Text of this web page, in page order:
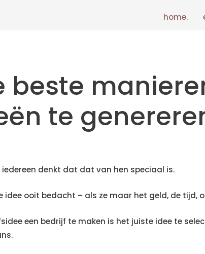
home.
beste
te
iedereen denkt dat dat van hen speciaal is.
idee ooit bedacht – als ze maar het geld, de tijd,
een bedrijf te maken is het juiste idee te